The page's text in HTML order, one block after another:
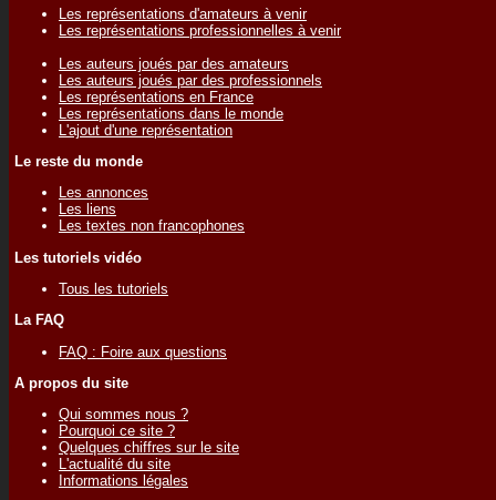
Les représentations d'amateurs à venir
Les représentations professionnelles à venir
Les auteurs joués par des amateurs
Les auteurs joués par des professionnels
Les représentations en France
Les représentations dans le monde
L'ajout d'une représentation
Le reste du monde
Les annonces
Les liens
Les textes non francophones
Les tutoriels vidéo
Tous les tutoriels
La FAQ
FAQ : Foire aux questions
A propos du site
Qui sommes nous ?
Pourquoi ce site ?
Quelques chiffres sur le site
L'actualité du site
Informations légales